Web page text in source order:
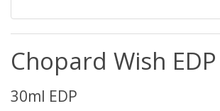
Chopard Wish
30ml EDP